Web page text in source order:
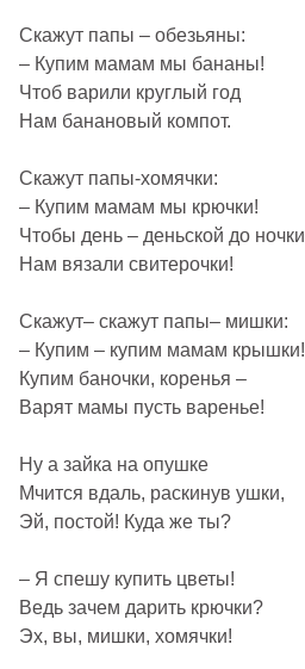
Скажут папы – обезьяны:
– Купим мамам мы бананы!
Чтоб варили круглый год
Нам банановый компот.
Скажут папы-хомячки:
– Купим мамам мы крючки!
Чтобы день – деньской до ночки
Нам вязали свитерочки!
Скажут– скажут папы– мишки:
– Купим – купим мамам крышки!
Купим баночки, коренья –
Варят мамы пусть варенье!
Ну а зайка на опушке
Мчится вдаль, раскинув ушки,
Эй, постой! Куда же ты?
– Я спешу купить цветы!
Ведь зачем дарить крючки?
Эх, вы, мишки, хомячки!